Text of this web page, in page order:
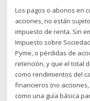
Los pagos o abonos en
acciones, no están
impuesto de renta. Sin
Impuesto sobre
Pyme, o pérdidas de
retención, y que el total
como rendimientos del
financieros (no
como una guía básica